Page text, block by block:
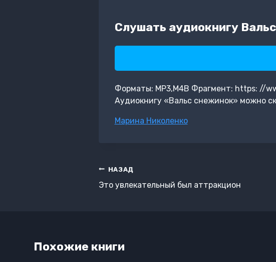
Слушать аудиокнигу
Форматы: MP3,M4B Фрагмент: https: //
Аудиокнигу «Вальс снежинок» можно
Метки
Марина Николенко
Навигация
по
НАЗАД
Это увлекательный был аттракцион
Похожие книги